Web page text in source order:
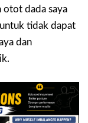
otot dada saya
tidak dapat
dan